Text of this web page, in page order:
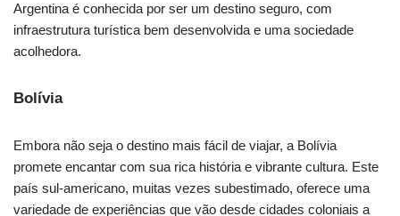
Argentina é conhecida por ser um destino seguro, com
infraestrutura turística bem desenvolvida e uma sociedade
acolhedora.
Bolívia
Embora não seja o destino mais fácil de viajar, a Bolívia
promete encantar com sua rica história e vibrante cultura. Este
país sul-americano, muitas vezes subestimado, oferece uma
variedade de experiências que vão desde cidades coloniais a